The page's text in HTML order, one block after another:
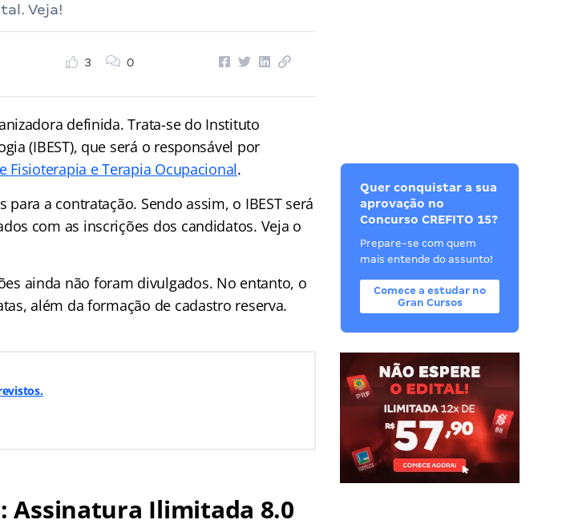
Veja!
3 0
definida. Trata-se do Instituto
(IBEST), que será o responsável por
Fisioterapia e Terapia Ocupacional.
a contratação. Sendo assim, o IBEST será
com as inscrições dos candidatos. Veja o
ainda não foram divulgados. No entanto, o
além da formação de cadastro reserva.
Assinatura Ilimitada 8.0
Quer conquistar a sua
aprovação no
Concurso CREFITO 15?
Prepare-se com quem
mais entende do assunto!
Comece a estudar no
Gran Cursos